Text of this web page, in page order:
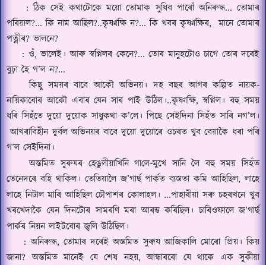
:ঠিক সেই কথাটোকে ময়ো তোমাক সুধিব পাৰোঁ অনিৰুদ্ধ...তোমাৰ
পৰিয়াল?...কি নাম আছিল?..কৃষ্ণাক্ষি ন?...কি খবৰ কৃষ্ণাক্ষিৰ, মানে তোমাৰ
পত্নীৰ?ভালনে?
: ওঁ,ভালেই। আৰু স্বপ্নিলৰ কেনে?... তোৰ মানুহটোও চাগে তোৰ দৰেই
বুঢ়া হৈ গ’ল ন?...
কিছু সময়ৰ বাবে আকৌ অভিনয়।দহ বছৰ আগৰ কল্পিত নায়ক-
নায়িকাবোৰ আকৌ এবাৰ যেন সাৰ পাই উঠিল।..কৃষ্ণাক্ষি,স্বপ্নিল। বহু সময়
ধৰি সিহঁতে দুয়ো দুয়োক সাধুকথা ক’লে। পিছে সেইদিনা সিহঁত সাৰি নগ’ল।
আখৰাবিহীন দুর্বল অভিনয়ৰ বাবে দুয়ো দুয়োৰে ওচৰত খুব বেয়াকৈ ধৰা পৰি
গ’ল সেইদিনা।
অস্তমিত সুৰুযৰ হেঙুলীয়াখিনি গালে-মুখে সানি লৈ বহু সময় সিহঁত
তেনেদৰে বহি থাকিল। তেতিয়ালৈ জ’গার্ছ পার্কত ব্যস্ততা কমি আহিছিল,লাহে
লাহে নিটাল মাৰি আহিছিল চৌপাশৰ কোলাহল। ...পাহাৰীয়া সৰু চহৰখনে খুব
খৰখেদাকৈ যেন দিনটোৰ সামৰণি মৰা আৰম্ভ কৰিছিল। চাৰিওফালে জ’গার্ছ
পার্কৰ নিয়ন লাইটবোৰ জ্বলি উঠিছিল।
:অনিৰুদ্ধ, তোমাৰ দৰেই অস্তমিত সুৰুয আজিকালি মোৰো প্রিয়। কিয়
জানা?অস্তমিত মানেই যে শেষ নহয়,আন্ধাৰৰো যে থাকে এক সুকীয়া